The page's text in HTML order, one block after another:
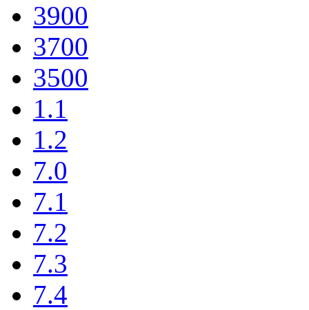
3900
3700
3500
1.1
1.2
7.0
7.1
7.2
7.3
7.4